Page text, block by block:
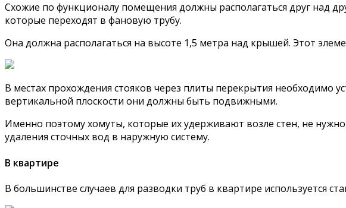
Схожие по функционалу помещения должны располагаться друг над
которые переходят в фановую трубу.
Она должна располагаться на высоте 1,5 метра над крышей. Этот
В местах прохождения стояков через плиты перекрытия необходимо
вертикальной плоскости они должны быть подвижными.
Именно поэтому хомуты, которые их удерживают возле стен, не
удаления сточных вод в наружную систему.
В квартире
В большинстве случаев для разводки труб в квартире используется